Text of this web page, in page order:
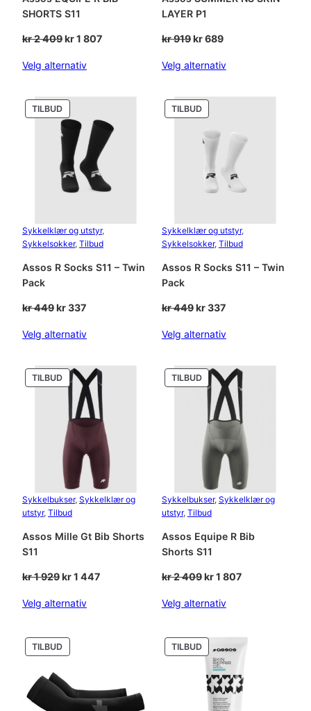
SHORTS S11
kr2 409Opprinnelig
var:
409.
kr1 807Nåværende
807.
Velg alternativ
LAYER P1
kr919Opprinnelig
var:
kr689Nåværende
er:
Velg alternativ
TILBUDPRODUKT
PÅ
SALG
Sykkelklær og utstyr
Sykkelsokker, Tilbud
Assos R Socks S11 – Twin
Pack
kr449Opprinnelig
var:
kr337Nåværende
er:
Velg alternativ
TILBUDPRODUKT
PÅ
SALG
Sykkelklær og utstyr
Sykkelsokker, Tilbud
Assos R Socks S11 – Twin
Pack
kr449Opprinnelig
var:
kr337Nåværende
er:
Velg alternativ
TILBUDPRODUKT
PÅ
SALG
Sykkelbukser, Sykkelklær og
utstyr, Tilbud
Assos Mille Gt Bib Shorts
S11
kr1 929Opprinnelig
var:
929.
kr1 447Nåværende
Velg alternativ
TILBUDPRODUKT
PÅ
SALG
Sykkelbukser, Sykkelklær og
utstyr, Tilbud
Assos Equipe R Bib
Shorts S11
kr2 409Opprinnelig
var:
409.
kr1 807Nåværende
807.
Velg alternativ
TILBUDPRODUKT
PÅ
TILBUDPRODUKT
PÅ
SALG